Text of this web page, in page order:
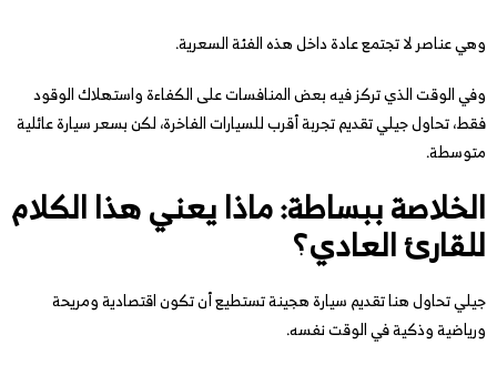
وهي عناصر لا تجتمع عادة داخل هذه الفئة السعرية.
وفي الوقت الذي تركز فيه بعض المنافسات على الكفاءة واستهلاك الوقود
فقط، تحاول جيلي تقديم تجربة أقرب للسيارات الفاخرة، لكن بسعر سيارة عائلية
متوسطة.
الخلاصة ببساطة: ماذا يعني هذا الكلام
للقارئ العادي؟
جيلي تحاول هنا تقديم سيارة هجينة تستطيع أن تكون اقتصادية ومريحة
ورياضية وذكية في الوقت نفسه.